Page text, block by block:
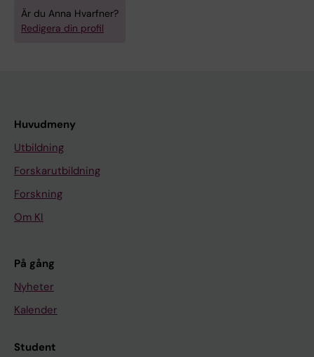
Är du Anna Hvarfner?
Redigera din profil
Huvudmeny
Utbildning
Forskarutbildning
Forskning
Om KI
På gång
Nyheter
Kalender
Student